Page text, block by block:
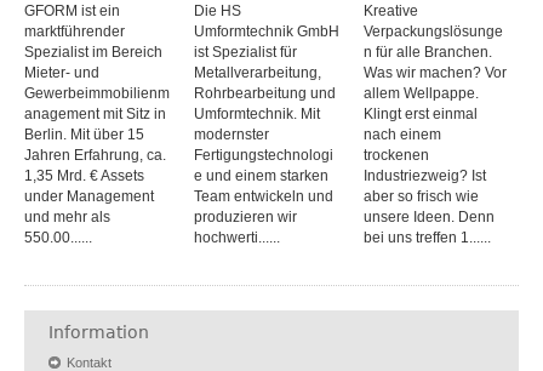
GFORM ist ein
marktführender
Spezialist im Bereich
Mieter- und
Gewerbeimmobilienm
anagement mit Sitz in
Berlin. Mit über 15
Jahren Erfahrung, ca.
1,35 Mrd. € Assets
under Management
und mehr als
550.00......
Die HS
Umformtechnik GmbH
ist Spezialist für
Metallverarbeitung,
Rohrbearbeitung und
Umformtechnik. Mit
modernster
Fertigungstechnologi
e und einem starken
Team entwickeln und
produzieren wir
hochwerti......
Kreative
Verpackungslösunge
n für alle Branchen.
Was wir machen? Vor
allem Wellpappe.
Klingt erst einmal
nach einem
trockenen
Industriezweig? Ist
aber so frisch wie
unsere Ideen. Denn
bei uns treffen 1......
Information
Kontakt